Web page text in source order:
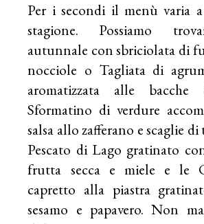
Per i secondi il menù varia
stagione. Possiamo
autunnale con sbriciolata di
nocciole o Tagliata di
aromatizzata alle
Sformatino di verdure
salsa allo zafferano e scaglie
Pescato di Lago gratinato
frutta secca e miele e le
capretto alla piastra
sesamo e papavero. Non